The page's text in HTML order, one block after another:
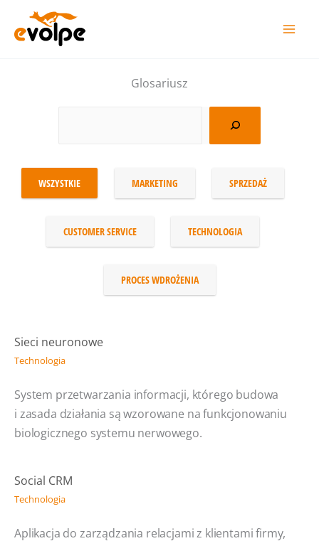
Przejdź
Glosariusz
WSZYSTKIE MARKETING SPRZEDAŻ
CUSTOMER SERVICE TECHNOLOGIA
PROCES WDROŻENIA
Sieci neuronowe
Technologia
System przetwarzania informacji, którego budowa
i zasada działania są wzorowane na funkcjonowaniu
biologicznego systemu nerwowego.
Social CRM
Technologia
Aplikacja do zarządzania relacjami z klientami firmy,